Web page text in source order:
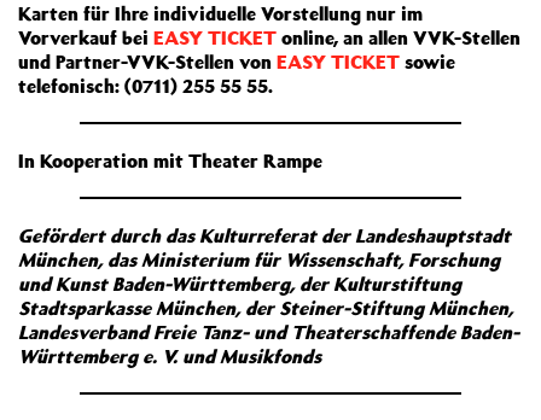
Karten für Ihre individuelle Vorstellung nur im
Vorverkauf bei EASY TICKET online, an allen VVK-Stellen
und Partner-VVK-Stellen von EASY TICKET sowie
telefonisch: (0711) 255 55 55.
In Kooperation mit Theater Rampe
Gefördert durch das Kulturreferat der Landeshauptstadt
München, das Ministerium für Wissenschaft, Forschung
und Kunst Baden-Württemberg, der Kulturstiftung
Stadtsparkasse München, der Steiner-Stiftung München,
Landesverband Freie Tanz- und Theaterschaffende Baden-
Württemberg e. V. und Musikfonds